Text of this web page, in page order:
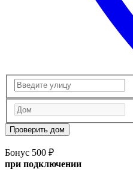
Проверить дом
Бонус 500 ₽
при подключении